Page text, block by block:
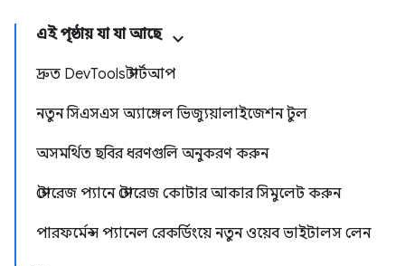
এই পৃষ্ঠায় যা যা আছে
দ্রুত DevTools স্টার্টআপ
নতুন সিএসএস অ্যাঙ্গেল ভিজ্যুয়ালাইজেশন টুল
অসমর্থিত ছবির ধরণগুলি অনুকরণ করুন
স্টোরেজ প্যানে স্টোরেজ কোটার আকার সিমুলেট করুন
পারফর্মেন্স প্যানেল রেকর্ডিংয়ে নতুন ওয়েব ভাইটালস লেন